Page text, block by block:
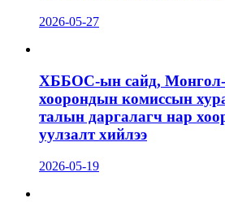
2026-05-27
ХББОС-ын сайд,
хоорондын комиссын
талын даргалагч нар
уулзалт хийлээ
2026-05-19